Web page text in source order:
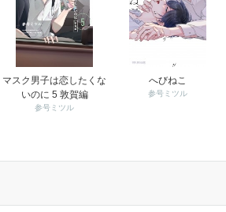
マスク男子は恋したくな
いのに 5 敦賀編
参号ミツル
へびねこ
参号ミツル